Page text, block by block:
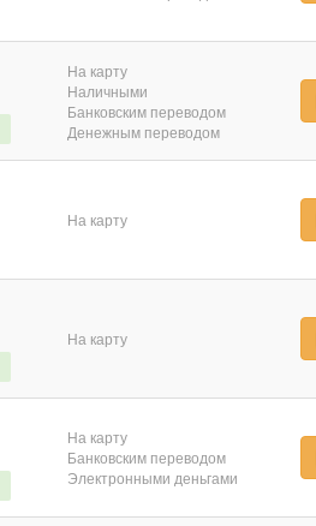
На карту
Наличными
Банковским переводом
Денежным переводом
На карту
На карту
На карту
Банковским переводом
Электронными деньгами